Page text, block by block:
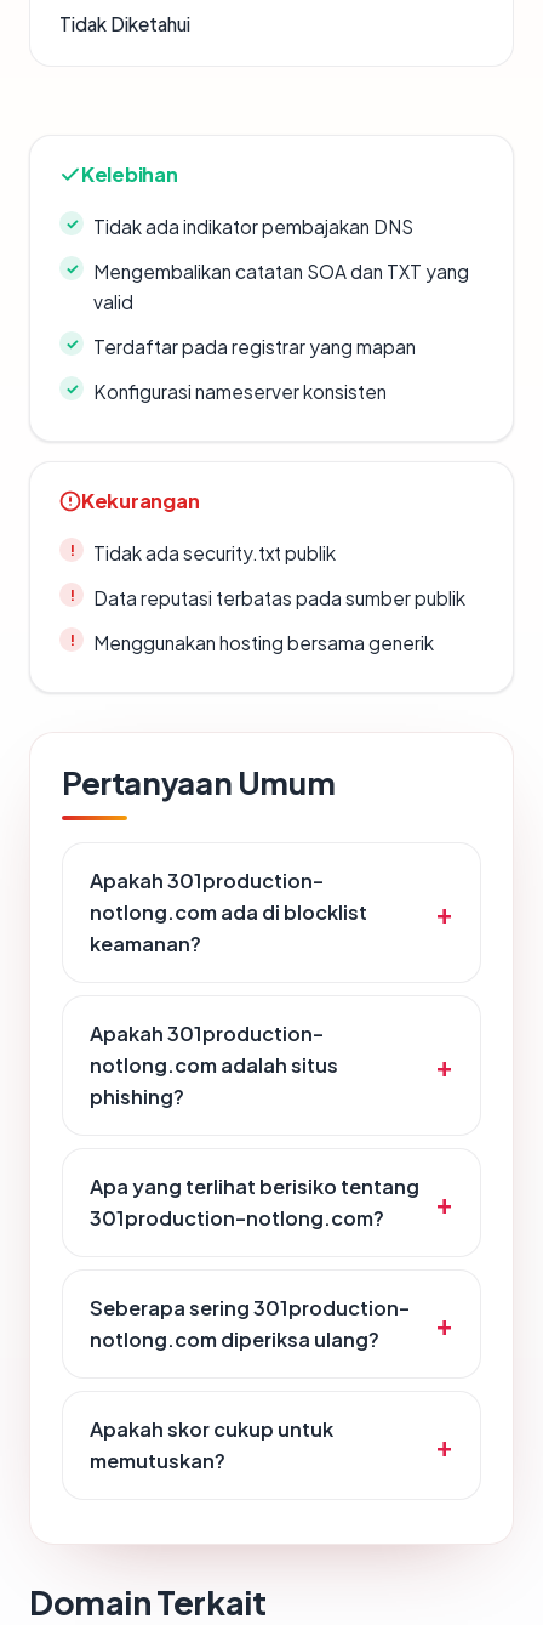
Tidak Diketahui
Kelebihan
Tidak ada indikator pembajakan DNS
Mengembalikan catatan SOA dan TXT yang
valid
Terdaftar pada registrar yang mapan
Konfigurasi nameserver konsisten
Kekurangan
Tidak ada security.txt publik
Data reputasi terbatas pada sumber publik
Menggunakan hosting bersama generik
Pertanyaan Umum
Apakah 301production-
notlong.com ada di blocklist
keamanan?
Apakah 301production-
notlong.com adalah situs
phishing?
Apa yang terlihat berisiko tentang
301production-notlong.com?
Seberapa sering 301production-
notlong.com diperiksa ulang?
Apakah skor cukup untuk
memutuskan?
Domain Terkait